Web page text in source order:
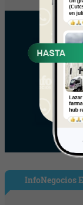
InfoNegocios